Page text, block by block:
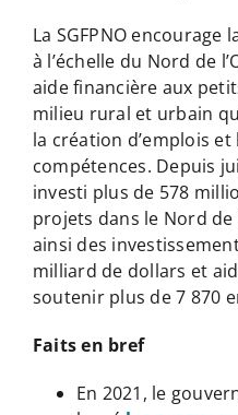
La SGFPNO
à l’échelle du Nord de
aide financière aux
milieu rural et urbain
la création d’emplois
compétences. Depuis
investi plus de 578
projets dans le Nord
ainsi des
milliard de dollars et
soutenir plus de 7 870
Faits en bref
En 2021, le